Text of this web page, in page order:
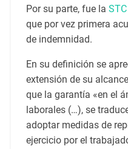
Por su parte, fue la
que por vez primera
de indemnidad.
En su definición se
extensión de su
que la garantía «en el
laborales (…), se
adoptar medidas de
ejercicio por el